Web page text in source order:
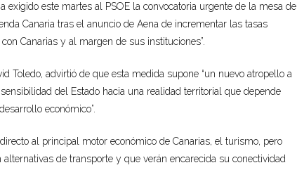
exigido este martes al PSOE la convocatoria urgente de la mesa de
Canaria tras el anuncio de Aena de incrementar las tasas
Canarias y al margen de sus instituciones”.
Toledo, advirtió de que esta medida supone “un nuevo atropello a
del Estado hacia una realidad territorial que depende
económico”.
al principal motor económico de Canarias, el turismo, pero
de transporte y que verán encarecida su conectividad